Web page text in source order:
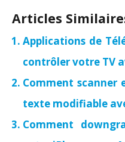
Articles
Applications de
contrôler votre TV
Comment scanner
texte modifiable
Comment